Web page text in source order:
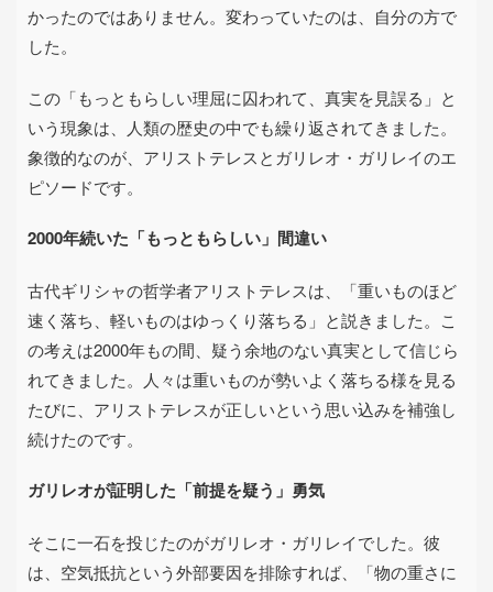
かったのではありません。変わっていたのは、自分の方で
した。
この「もっともらしい理屈に囚われて、真実を見誤る」と
いう現象は、人類の歴史の中でも繰り返されてきました。
象徴的なのが、アリストテレスとガリレオ・ガリレイのエ
ピソードです。
2000年続いた「もっともらしい」間違い
古代ギリシャの哲学者アリストテレスは、「重いものほど
速く落ち、軽いものはゆっくり落ちる」と説きました。こ
の考えは2000年もの間、疑う余地のない真実として信じら
れてきました。人々は重いものが勢いよく落ちる様を見る
たびに、アリストテレスが正しいという思い込みを補強し
続けたのです。
ガリレオが証明した「前提を疑う」勇気
そこに一石を投じたのがガリレオ・ガリレイでした。彼
は、空気抵抗という外部要因を排除すれば、「物の重さに